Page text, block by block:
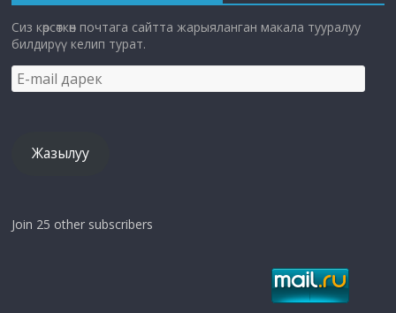
Сиз көрсөткөн почтага сайтта жарыяланган макала тууралуу
билдирүү келип турат.
E-
mail
Жазылуу
Join 25 other subscribers